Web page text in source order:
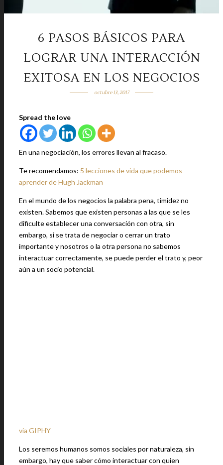
6 PASOS BÁSICOS PARA
LOGRAR UNA INTERACCIÓN
EXITOSA EN LOS NEGOCIOS
octubre 13, 2017
Spread the love
En una negociación, los errores llevan al fracaso.
Te recomendamos: 5 lecciones de vida que podemos
aprender de Hugh Jackman
En el mundo de los negocios la palabra pena, timidez no
existen. Sabemos que existen personas a las que se les
dificulte establecer una conversación con otra, sin
embargo, si se trata de negociar o cerrar un trato
importante y nosotros o la otra persona no sabemos
interactuar correctamente, se puede perder el trato y, peor
aún a un socio potencial.
via GIPHY
Los seremos humanos somos sociales por naturaleza, sin
embargo, hay que saber cómo interactuar con quien